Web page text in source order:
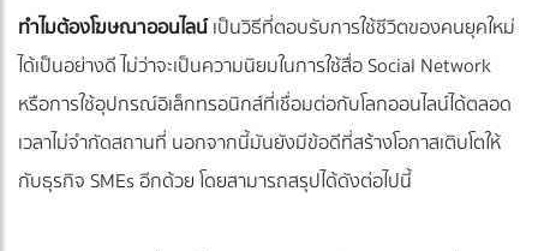
ทำไมต้องโฆษณาออนไลน์เป็นวิธีที่ตอบรับการใช้ชีวิตของคนยุคใหม่
ได้เป็นอย่างดี ไม่ว่าจะเป็นความนิยมในการใช้สื่อ Social Network
หรือการใช้อุปกรณ์อิเล็กทรอนิกส์ที่เชื่อมต่อกับโลกออนไลน์ได้ตลอด
เวลาไม่จำกัดสถานที่ นอกจากนี้มันยังมีข้อดีที่สร้างโอกาสเติบโตให้
กับธุรกิจ SMEs อีกด้วย โดยสามารถสรุปได้ดังต่อไปนี้